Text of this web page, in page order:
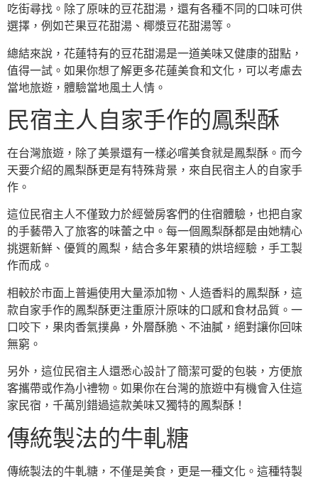
吃街尋找。除了原味的豆花甜湯，還有各種不同的口味可供
選擇，例如芒果豆花甜湯、椰漿豆花甜湯等。
總結來說，花蓮特有的豆花甜湯是一道美味又健康的甜點，
值得一試。如果你想了解更多花蓮美食和文化，可以考慮去
當地旅遊，體驗當地風土人情。
民宿主人自家手作的鳳梨酥
在台灣旅遊，除了美景還有一樣必嚐美食就是鳳梨酥。而今
天要介紹的鳳梨酥更是有特殊背景，來自民宿主人的自家手
作。
這位民宿主人不僅致力於經營房客們的住宿體驗，也把自家
的手藝帶入了旅客的味蕾之中。每一個鳳梨酥都是由她精心
挑選新鮮、優質的鳳梨，結合多年累積的烘培經驗，手工製
作而成。
相較於市面上普遍使用大量添加物、人造香料的鳳梨酥，這
款自家手作的鳳梨酥更注重原汁原味的口感和食材品質。一
口咬下，果肉香氣撲鼻，外層酥脆、不油膩，絕對讓你回味
無窮。
另外，這位民宿主人還悉心設計了簡潔可愛的包裝，方便旅
客攜帶或作為小禮物。如果你在台灣的旅遊中有機會入住這
家民宿，千萬別錯過這款美味又獨特的鳳梨酥！
傳統製法的牛軋糖
傳統製法的牛軋糖，不僅是美食，更是一種文化。這種特製